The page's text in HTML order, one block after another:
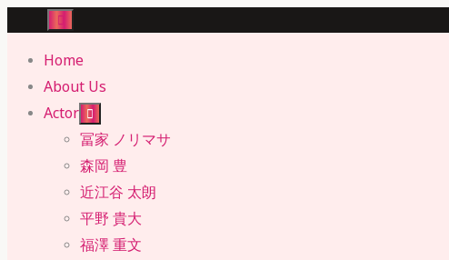
contentHome
About Us
Actor
冨家 ノリマサ
森岡 豊
近江谷 太朗
平野 貴大
福澤 重文